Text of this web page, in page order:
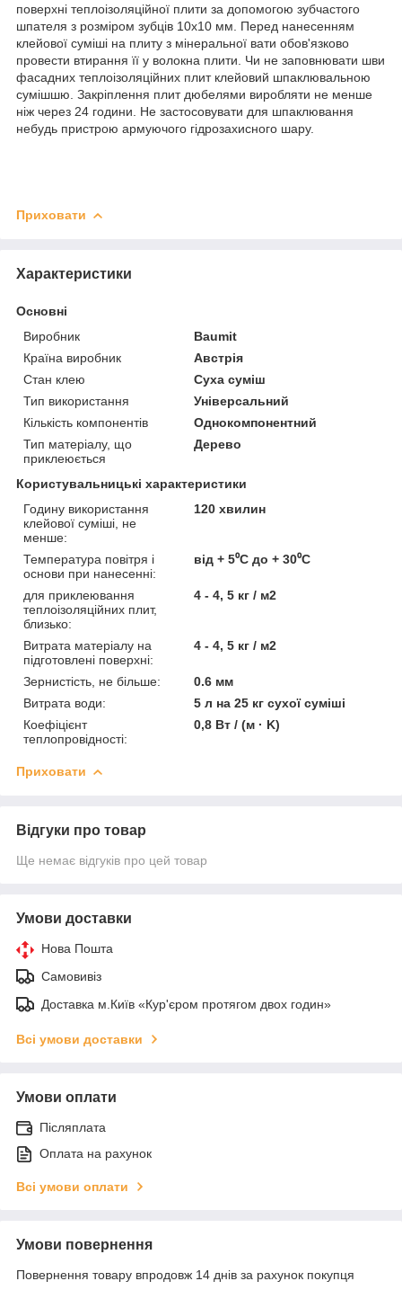
поверхні теплоізоляційної плити за допомогою зубчастого
шпателя з розміром зубців 10х10 мм Перед нанесенням
клейової суміші на плиту з мінеральної вати обов'язково
провести втирання її у волокна плити. Чи не заповнювати шви
фасадних теплоізоляційних плит клейовий шпаклювальною
сумішшю. Закріплення плит дюбелями виробляти не менше
ніж через 24 години. Не застосовувати для шпаклювання
небудь пристрою армуючого гідрозахисного шару.
Приховати
Характеристики
Основні
Виробник
Baumit
Країна виробник
Австрія
Стан клею
Суха суміш
Тип використання
Універсальний
Кількість компонентів
Однокомпонентний
Тип матеріалу, що
приклеюється
Дерево
Користувальницькі характеристики
Годину використання
клейової суміші, не
менше:
120 хвилин
Температура повітря і
основи при нанесенні:
від + 5⁰С до + 30⁰С
для приклеювання
теплоізоляційних плит,
близько:
4 - 4, 5 кг / м2
Витрата матеріалу на
підготовлені поверхні:
4 - 4, 5 кг / м2
Зернистість, не більше:
0.6 мм
Витрата води:
5 л на 25 кг сухої суміші
Коефіцієнт
теплопровідності:
0,8 Вт / (м · K)
Приховати
Відгуки про товар
Ще немає відгуків про цей товар
Умови доставки
Нова Пошта
Самовивіз
Доставка м.Київ «Кур'єром протягом двох годин»
Всі умови доставки
Умови оплати
Післяплата
Оплата на рахунок
Всі умови оплати
Умови повернення
Повернення товару впродовж 14 днів за рахунок покупця